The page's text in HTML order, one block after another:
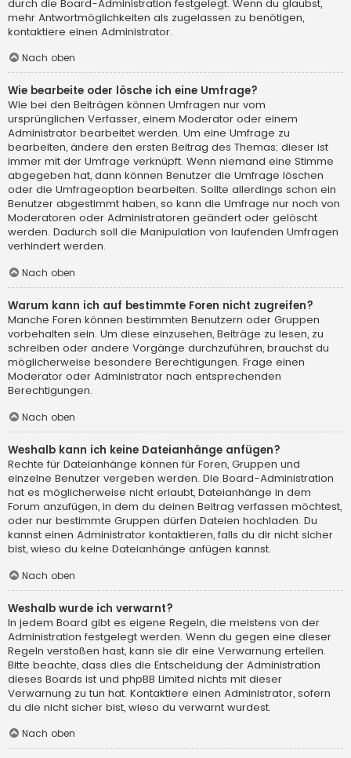
durch die Board-Administration festgelegt. Wenn du glaubst,
mehr Antwortmöglichkeiten als zugelassen zu benötigen,
kontaktiere einen Administrator.
Nach oben
Wie bearbeite oder lösche ich eine Umfrage?
Wie bei den Beiträgen können Umfragen nur vom
ursprünglichen Verfasser, einem Moderator oder einem
Administrator bearbeitet werden. Um eine Umfrage zu
bearbeiten, ändere den ersten Beitrag des Themas; dieser ist
immer mit der Umfrage verknüpft. Wenn niemand eine Stimme
abgegeben hat, dann können Benutzer die Umfrage löschen
oder die Umfrageoption bearbeiten. Sollte allerdings schon ein
Benutzer abgestimmt haben, so kann die Umfrage nur noch von
Moderatoren oder Administratoren geändert oder gelöscht
werden. Dadurch soll die Manipulation von laufenden Umfragen
verhindert werden.
Nach oben
Warum kann ich auf bestimmte Foren nicht zugreifen?
Manche Foren können bestimmten Benutzern oder Gruppen
vorbehalten sein. Um diese einzusehen, Beiträge zu lesen, zu
schreiben oder andere Vorgänge durchzuführen, brauchst du
möglicherweise besondere Berechtigungen. Frage einen
Moderator oder Administrator nach entsprechenden
Berechtigungen.
Nach oben
Weshalb kann ich keine Dateianhänge anfügen?
Rechte für Dateianhänge können für Foren, Gruppen und
einzelne Benutzer vergeben werden. Die Board-Administration
hat es möglicherweise nicht erlaubt, Dateianhänge in dem
Forum anzufügen, in dem du deinen Beitrag verfassen möchtest,
oder nur bestimmte Gruppen dürfen Dateien hochladen. Du
kannst einen Administrator kontaktieren, falls du dir nicht sicher
bist, wieso du keine Dateianhänge anfügen kannst.
Nach oben
Weshalb wurde ich verwarnt?
In jedem Board gibt es eigene Regeln, die meistens von der
Administration festgelegt werden. Wenn du gegen eine dieser
Regeln verstoßen hast, kann sie dir eine Verwarnung erteilen.
Bitte beachte, dass dies die Entscheidung der Administration
dieses Boards ist und phpBB Limited nichts mit dieser
Verwarnung zu tun hat. Kontaktiere einen Administrator, sofern
du die nicht sicher bist, wieso du verwarnt wurdest.
Nach oben